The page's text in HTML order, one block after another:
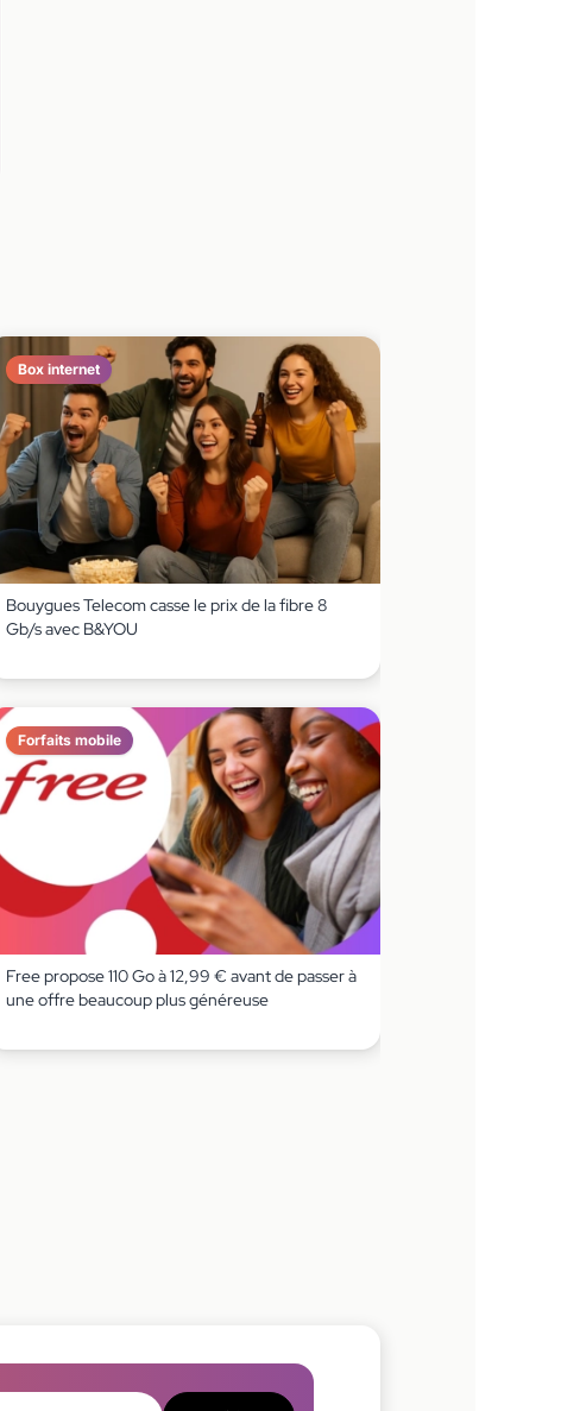
Box internet
Bouygues Telecom casse le prix de la fibre 8
Gb/s avec B&YOU
Forfaits mobile
Free propose 110 Go à 12,99 € avant de passer à
une offre beaucoup plus généreuse